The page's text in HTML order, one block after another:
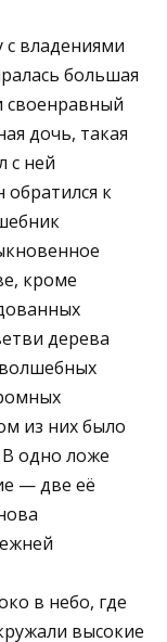
с владениями
большая
своенравный
дочь, такая
с ней
обратился к
кроме
дерева
из них было
одно ложе
— две её
в небо, где
высокие